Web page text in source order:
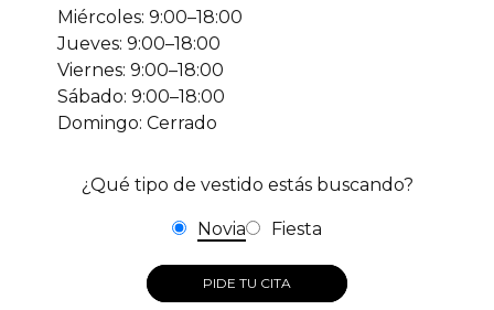
Miércoles: 9:00–18:00
Jueves: 9:00–18:00
Viernes: 9:00–18:00
Sábado: 9:00–18:00
Domingo: Cerrado
¿Qué tipo de vestido estás buscando?
Novia Fiesta
PIDE TU CITA